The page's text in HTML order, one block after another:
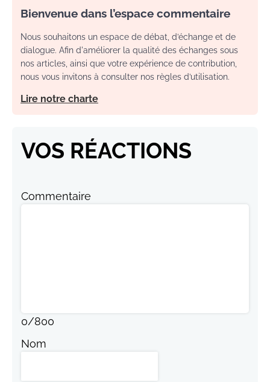
Bienvenue dans l’espace commentaire
Nous souhaitons un espace de débat, d’échange et de
dialogue. Afin d'améliorer la qualité des échanges sous
nos articles, ainsi que votre expérience de contribution,
nous vous invitons à consulter nos règles d’utilisation.
Lire notre charte
VOS RÉACTIONS
Commentaire
0/800
Nom